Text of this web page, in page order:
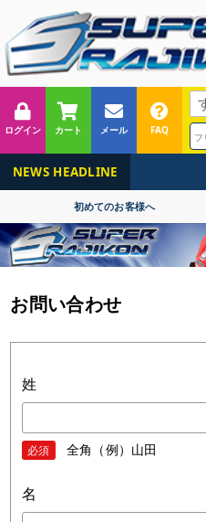
ログイン カート メール FAQ
NEWS HEADLINE
初めてのお客様へ
お問い合わせ
姓
必須 全角（例）山田
名